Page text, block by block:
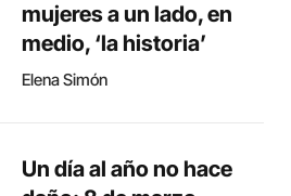
mujeres a un lado, en
medio, ‘la historia’
Elena Simón
Un día al año no hace